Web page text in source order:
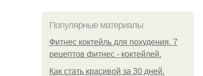
Популярные материалы
Фитнес коктейль для похудения. 7
рецептов фитнес - коктейлей.
Как стать красивой за 30 дней.